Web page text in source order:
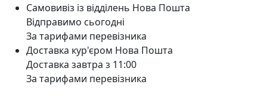
Самовивіз із відділень Нова Пошта
Відправимо сьогодні
За тарифами перевізника
Доставка кур'єром Нова Пошта
Доставка завтра з 11:00
За тарифами перевізника